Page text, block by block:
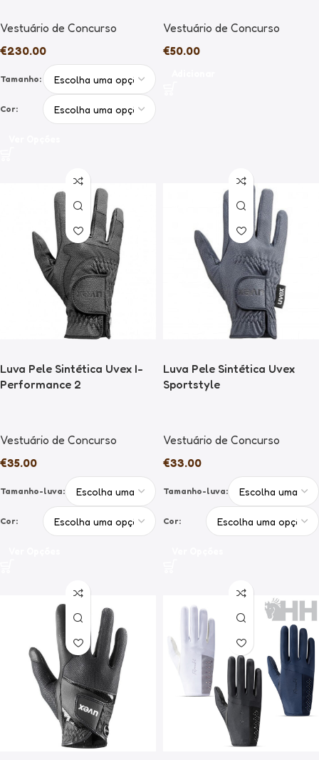
Vestuário de Concurso
€230.00
Tamanho:
Cor:
Vestuário de Concurso
€50.00
Luva Pele Sintética Uvex I-
Performance 2
Vestuário de Concurso
€35.00
Tamanho-luva:
Cor:
Luva Pele Sintética Uvex
Sportstyle
Vestuário de Concurso
€33.00
Tamanho-luva:
Cor: